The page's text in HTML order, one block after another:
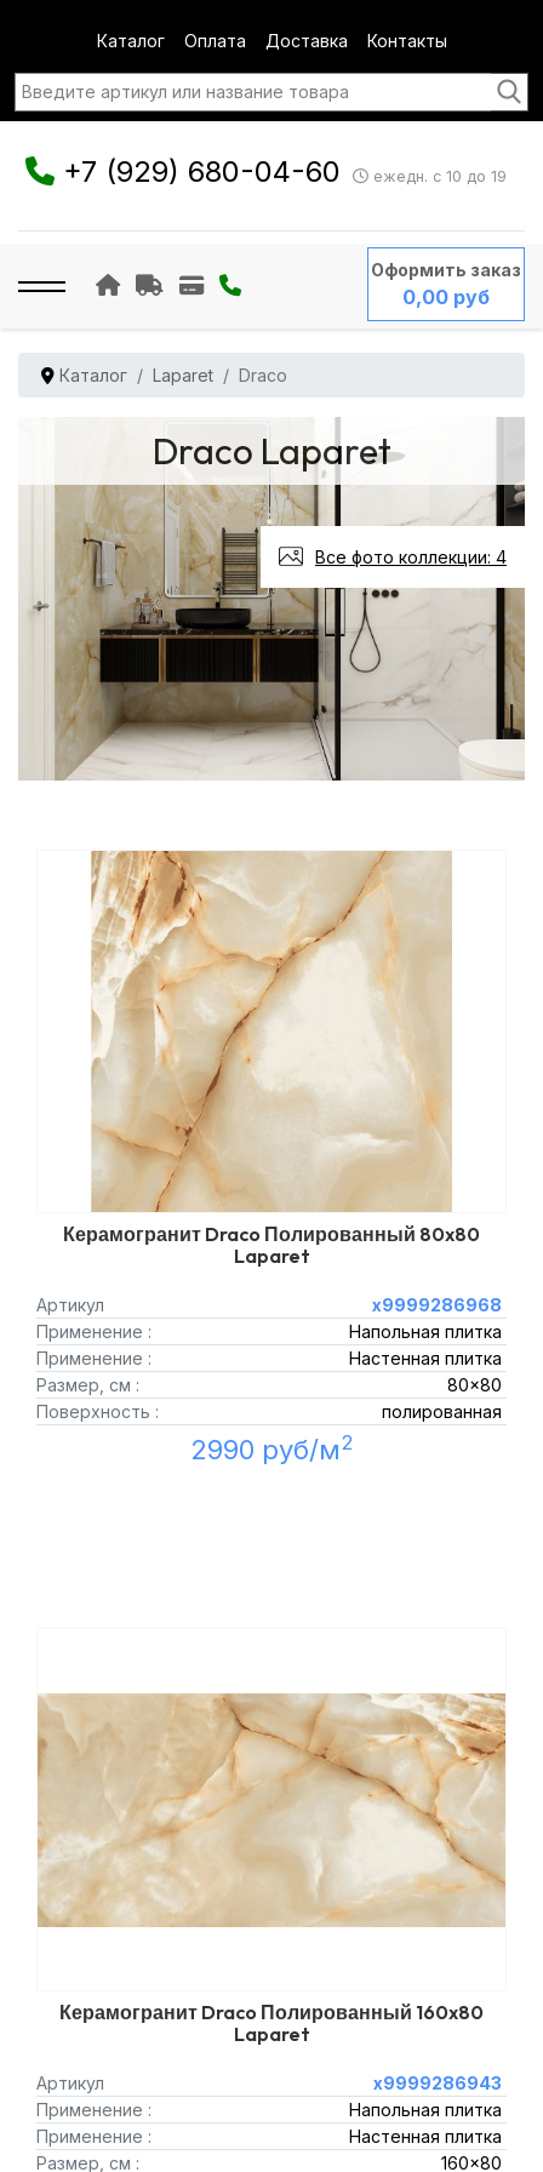
Каталог Оплата Доставка Контакты
+7 (929) 680-04-60 ежедн. с 10 до 19
Оформить заказ
0,00 руб
Каталог Laparet Draco
Draco Laparet
Все фото коллекции: 4
Керамогранит Draco Полированный 80x80
Laparet
Артикул
х9999286968
Применение :
Напольная плитка
Применение :
Настенная плитка
Размер, см :
80x80
Поверхность :
полированная
2990 руб/м2
Керамогранит Draco Полированный 160x80
Laparet
Артикул
х9999286943
Применение :
Напольная плитка
Применение :
Настенная плитка
Размер, см :
160x80